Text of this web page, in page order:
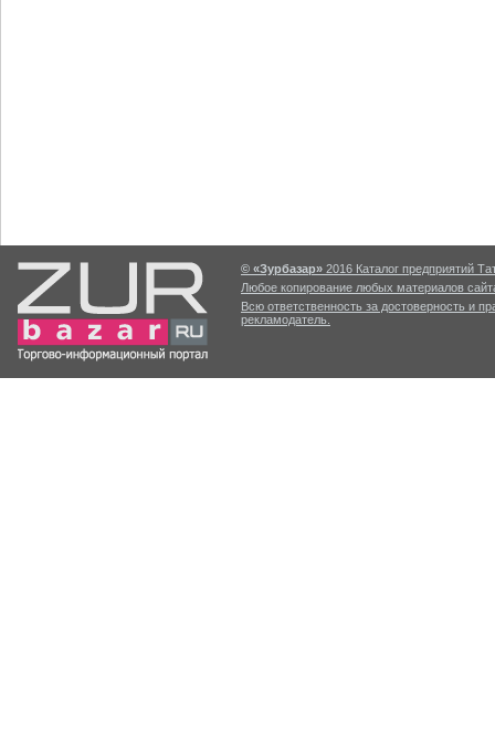
© «Зурбазар» 2016 Каталог предприятий
Любое копирование любых материалов
Всю ответственность за достоверность и
рекламодатель.